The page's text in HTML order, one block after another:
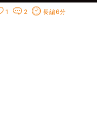
1 2 長編6分